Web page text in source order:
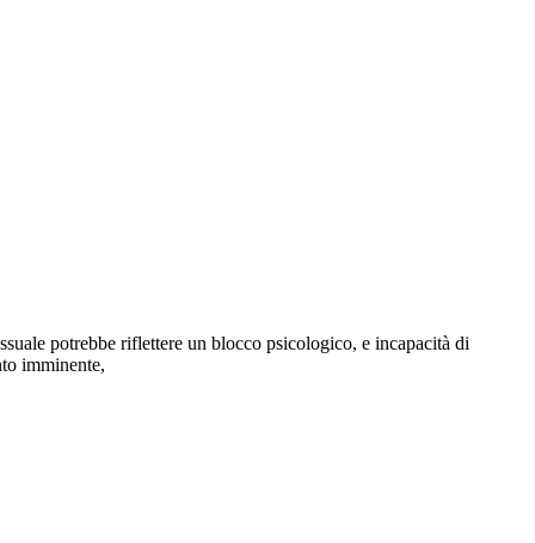
potrebbe riflettere un blocco psicologico, e incapacità di
imminente,